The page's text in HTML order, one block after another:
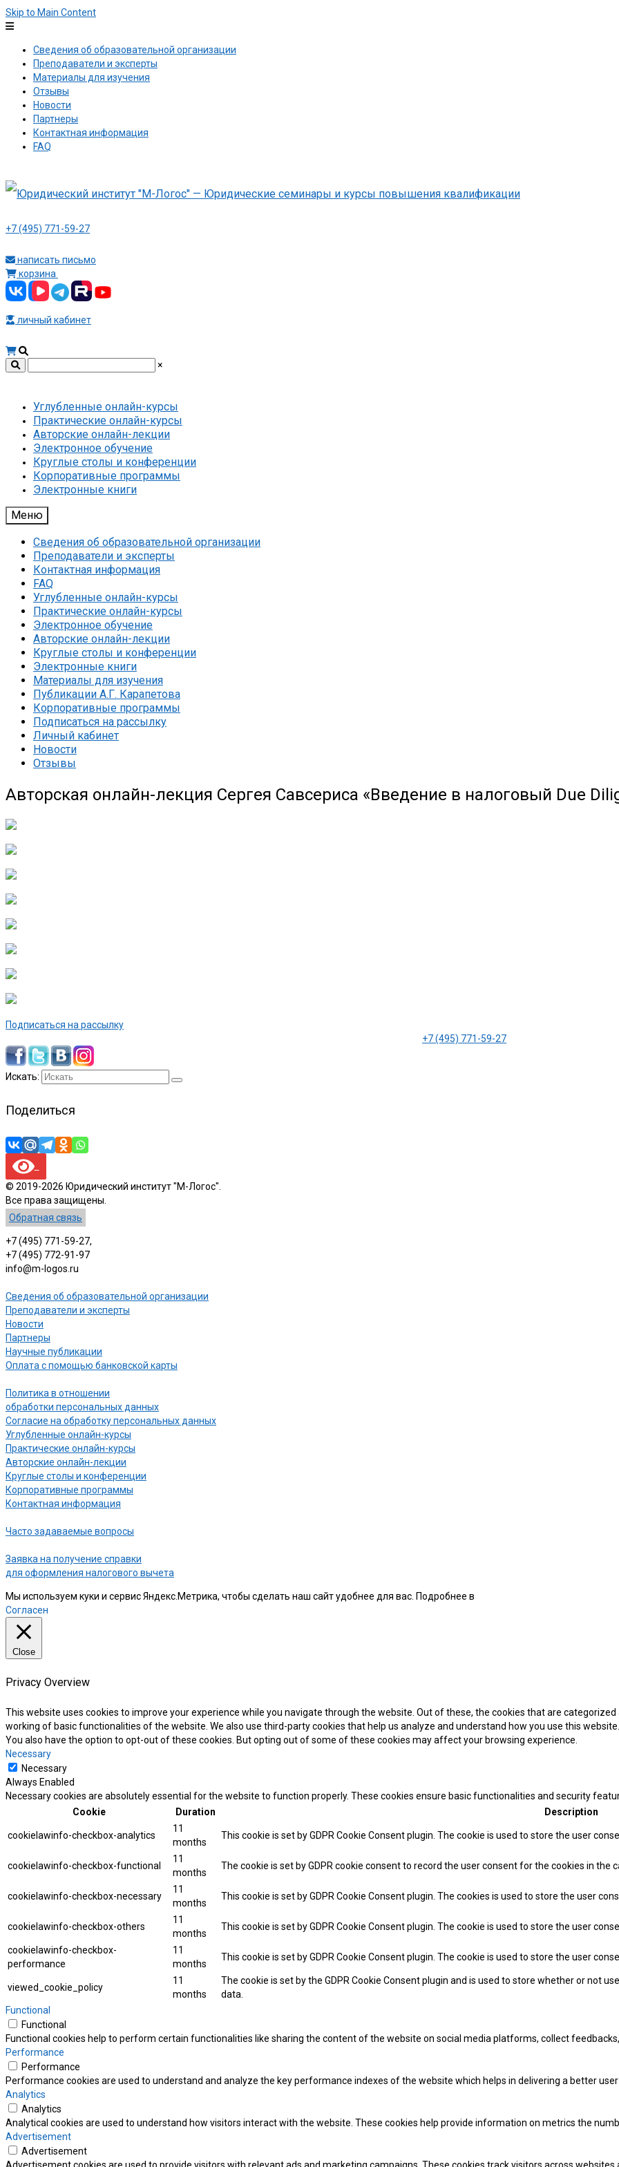
Skip to Main Content
Сведения об образовательной организации
Преподаватели и эксперты
Материалы для изучения
Отзывы
Новости
Партнеры
Контактная информация
FAQ
+7 (495) 771-59-27
написать письмо
корзина
личный кабинет
×
Углубленные онлайн-курсы
Практические онлайн-курсы
Авторские онлайн-лекции
Электронное обучение
Круглые столы и конференции
Корпоративные программы
Электронные книги
Меню
Сведения об образовательной организации
Преподаватели и эксперты
Контактная информация
FAQ
Углубленные онлайн-курсы
Практические онлайн-курсы
Электронное обучение
Авторские онлайн-лекции
Круглые столы и конференции
Электронные книги
Материалы для изучения
Публикации А.Г. Карапетова
Корпоративные программы
Подписаться на рассылку
Личный кабинет
Новости
Отзывы
Авторская онлайн-лекция Сергея Савсериса «Введение в налоговый Due
Подписаться на рассылку
+7 (495) 771-59-27
Искать:
Поделиться
© 2019-2026 Юридический институт "М-Логос".
Все права защищены.
Обратная связь
+7 (495) 771-59-27,
+7 (495) 772-91-97
info@m-logos.ru
Сведения об образовательной организации
Преподаватели и эксперты
Новости
Партнеры
Научные публикации
Оплата с помощью банковской карты
Политика в отношении
обработки персональных данных
Согласие на обработку персональных данных
Углубленные онлайн-курсы
Практические онлайн-курсы
Авторские онлайн-лекции
Круглые столы и конференции
Корпоративные программы
Контактная информация
Часто задаваемые вопросы
Заявка на получение справки
для оформления налогового вычета
Мы используем куки и сервис Яндекс.Метрика, чтобы сделать наш сайт удобнее для вас. Подробнее в
Согласен
Close
Privacy Overview
This website uses cookies to improve your experience while you navigate through the website. Out of these, the cookies that are
working of basic functionalities of the website. We also use third-party cookies that help us analyze and understand how you use this
You also have the option to opt-out of these cookies. But opting out of some of these cookies may affect your browsing experience.
Necessary
Necessary
Always Enabled
Necessary cookies are absolutely essential for the website to function properly. These cookies ensure basic functionalities and security
Cookie
Duration Description
cookielawinfo-checkbox-analytics
11
months
This cookie is set by GDPR Cookie Consent plugin. The cookie is used to store the user
cookielawinfo-checkbox-functional
11
months
The cookie is set by GDPR cookie consent to record the user consent for the cookies in the
cookielawinfo-checkbox-necessary
11
months
This cookie is set by GDPR Cookie Consent plugin. The cookies is used to store the user
cookielawinfo-checkbox-others
11
months
This cookie is set by GDPR Cookie Consent plugin. The cookie is used to store the user
cookielawinfo-checkbox-
performance
11
months
This cookie is set by GDPR Cookie Consent plugin. The cookie is used to store the user
viewed_cookie_policy
11
months
The cookie is set by the GDPR Cookie Consent plugin and is used to store whether or not
data.
Functional
Functional
Functional cookies help to perform certain functionalities like sharing the content of the website on social media platforms, collect
Performance
Performance
Performance cookies are used to understand and analyze the key performance indexes of the website which helps in delivering a better
Analytics
Analytics
Analytical cookies are used to understand how visitors interact with the website. These cookies help provide information on metrics the
Advertisement
Advertisement